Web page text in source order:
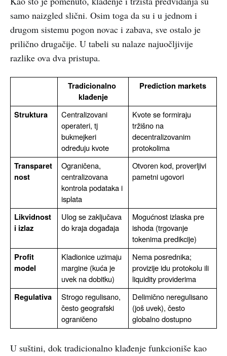
samo naizgled slični. Osim toga da su i u jednom i
drugom sistemu pogon novac i zabava, sve ostalo je
prilično drugačije. U tabeli su nalaze najuočljivije
razlike ova dva pristupa.
Tradicionalno
klađenje
Prediction markets
Struktura
Centralizovani
operateri, tj
bukmejkeri
određuju kvote
Kvote se formiraju
tržišno na
decentralizovanim
protokolima
Transparet
nost
Ograničena,
centralizovana
kontrola podataka i
isplata
Otvoren kod, proverljivi
pametni ugovori
Likvidnost
i izlaz
Ulog se zaključava
do kraja događaja
Mogućnost izlaska pre
ishoda (trgovanje
tokenima predikcije)
Profit
model
Kladionice uzimaju
margine (kuća je
uvek na dobitku)
Nema posrednika;
provizije idu protokolu ili
liquidity providerima
Regulativa
Strogo regulisano,
često geografski
ograničeno
Delimično neregulisano
(još uvek), često
globalno dostupno
U suštini, dok tradicionalno klađenje funkcioniše kao